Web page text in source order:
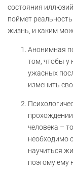
состояния
поймет
жизнь, и каким
Анонимная
том, чтобы у
ужасных
изменить
прохождении
человека –
необходимо
научиться
поэтому ему